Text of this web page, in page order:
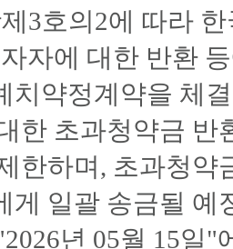
3호의2에 따라
자에 대한 반환
치약정계약을 체
한 초과청약금 반
한하며, 초과청
게 일괄 송금될 예
년 05월 15일